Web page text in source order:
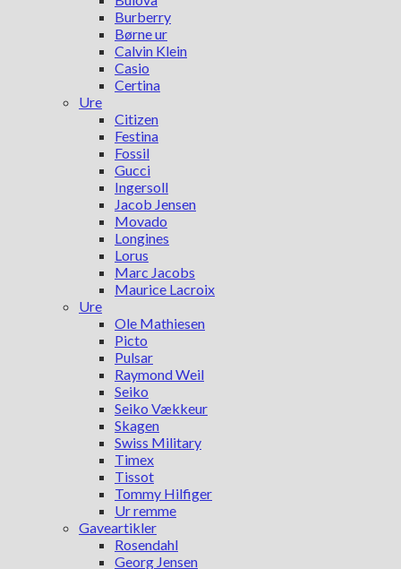
Burberry
Børne ur
Calvin Klein
Casio
Certina
Ure
Citizen
Festina
Fossil
Gucci
Ingersoll
Jacob Jensen
Movado
Longines
Lorus
Marc Jacobs
Maurice Lacroix
Ure
Ole Mathiesen
Picto
Pulsar
Raymond Weil
Seiko
Seiko Vækkeur
Skagen
Swiss Military
Timex
Tissot
Tommy Hilfiger
Ur remme
Gaveartikler
Rosendahl
Georg Jensen